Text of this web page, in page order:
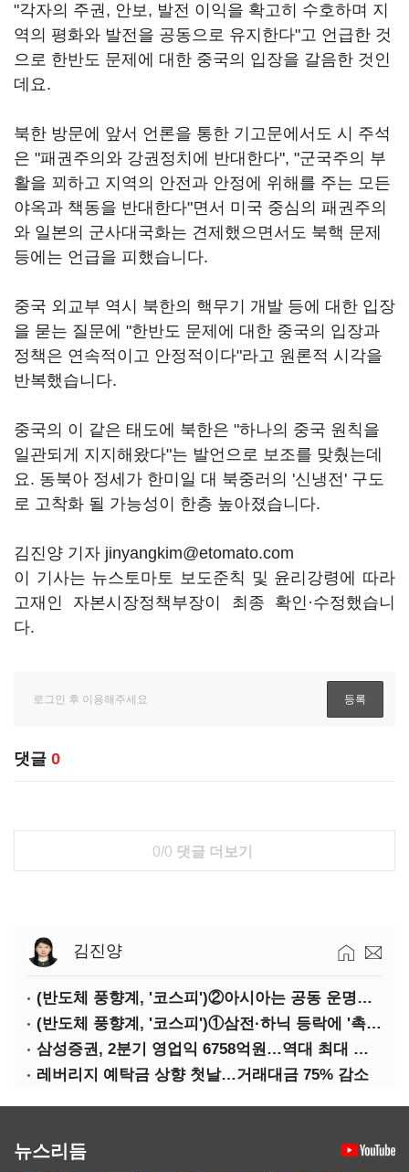
"각자의 주권, 안보, 발전 이익을 확고히 수호하며 지
역의 평화와 발전을 공동으로 유지한다"고 언급한 것
으로 한반도 문제에 대한 중국의 입장을 갈음한 것인
데요.
북한 방문에 앞서 언론을 통한 기고문에서도 시 주석
은 "패권주의와 강권정치에 반대한다", "군국주의 부
활을 꾀하고 지역의 안전과 안정에 위해를 주는 모든
야옥과 책동을 반대한다"면서 미국 중심의 패권주의
와 일본의 군사대국화는 견제했으면서도 북핵 문제
등에는 언급을 피했습니다.
중국 외교부 역시 북한의 핵무기 개발 등에 대한 입장
을 묻는 질문에 "한반도 문제에 대한 중국의 입장과
정책은 연속적이고 안정적이다"라고 원론적 시각을
반복했습니다.
중국의 이 같은 태도에 북한은 "하나의 중국 원칙을
일관되게 지지해왔다"는 발언으로 보조를 맞췄는데
요. 동북아 정세가 한미일 대 북중러의 '신냉전' 구도
로 고착화 될 가능성이 한층 높아졌습니다.
김진양 기자 jinyangkim@etomato.com
이 기사는 뉴스토마토 보도준칙 및 윤리강령에 따라
고재인 자본시장정책부장이 최종 확인·수정했습니
다.
댓글 0
0/0 댓글 더보기
김진양
(반도체 풍향계, '코스피')②아시아는 공동 운명체?…일본·대만도 '동반 출렁'
(반도체 풍향계, '코스피')①삼전·하닉 등락에 '촉각'…코스피·나스닥 '한 몸'
삼성증권, 2분기 영업익 6758억원…역대 최대 경신
레버리지 예탁금 상향 첫날…거래대금 75% 감소
뉴스리듬